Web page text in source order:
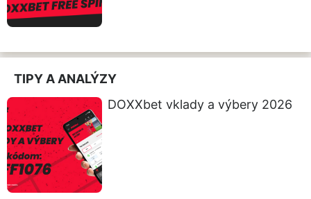
TIPY A ANALÝZY
DOXXbet vklady a výbery 2026